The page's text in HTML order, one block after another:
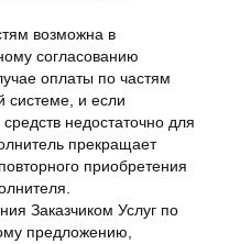
возможна в
согласованию
оплаты по частям
системе, и если
недостаточно для
прекращает
приобретения
Услуг по
предложению,